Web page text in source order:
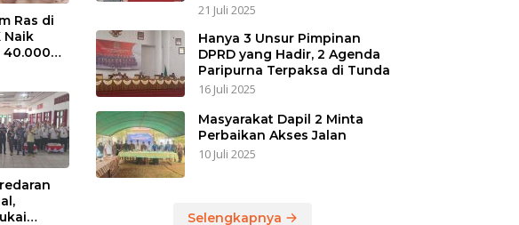
Ras di
Naik
40.000
21 Juli 2025
Hanya 3 Unsur Pimpinan
DPRD yang Hadir, 2 Agenda
Paripurna Terpaksa di Tunda
16 Juli 2025
Masyarakat Dapil 2 Minta
Perbaikan Akses Jalan
10 Juli 2025
Selengkapnya